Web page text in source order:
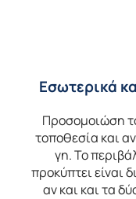
Εσωτερικά
Προσομοιώση
τοποθεσία και
γη. Το
προκύπτει είναι
αν και και τα